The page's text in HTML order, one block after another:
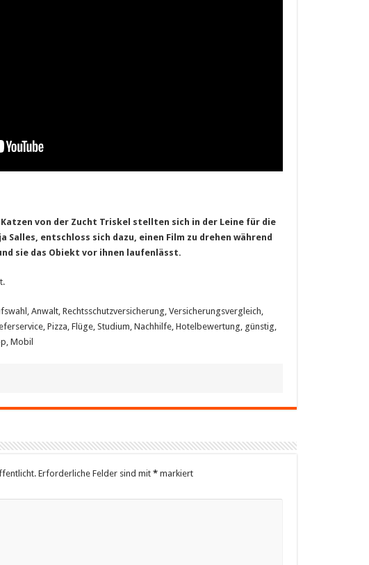
von der Zucht Triskel stellten sich in der Leine für die
Salles, entschloss sich dazu, einen Film zu drehen während
sie das Obiekt vor ihnen laufenlässt.
Anwalt, Rechtsschutzversicherung, Versicherungsvergleich,
Pizza, Flüge, Studium, Nachhilfe, Hotelbewertung, günstig,
Mobil
Erforderliche Felder sind mit * markiert